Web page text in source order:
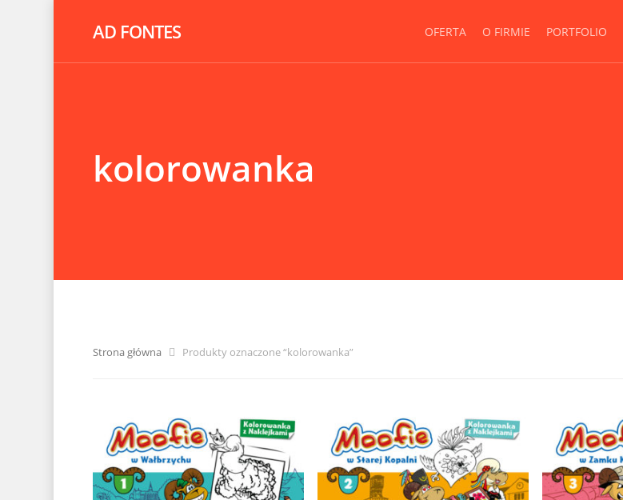
AD FONTES OFERTA O FIRMIE PORTFOLIO
kolorowanka
Strona główna Produkty oznaczone “kolorowanka”